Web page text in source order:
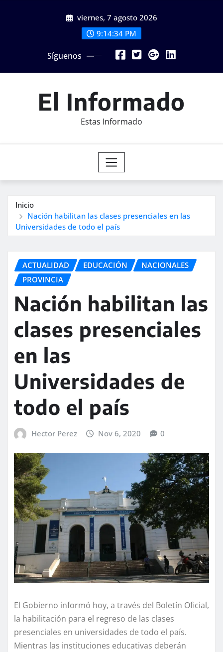
viernes, 7 agosto 2026
9:14:36 PM
Síguenos
El Informado
Estas Informado
Inicio
Nación habilitan las clases presenciales en las
Universidades de todo el país
ACTUALIDAD EDUCACIÓN
NACIONALES
PROVINCIA
Nación habilitan las
clases presenciales
en las
Universidades de
todo el país
Hector Perez Nov 6, 2020 0
El Gobierno informó hoy, a través del Boletín Oficial,
la habilitación para el regreso de las clases
presenciales en universidades de todo el país.
Mientras las instituciones educativas deberán